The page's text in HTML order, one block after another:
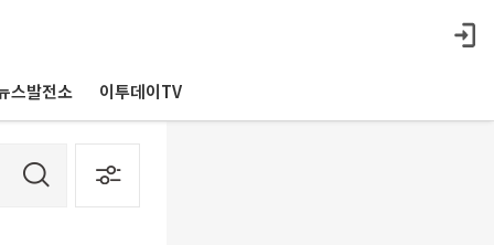
스발전소 이투데이TV